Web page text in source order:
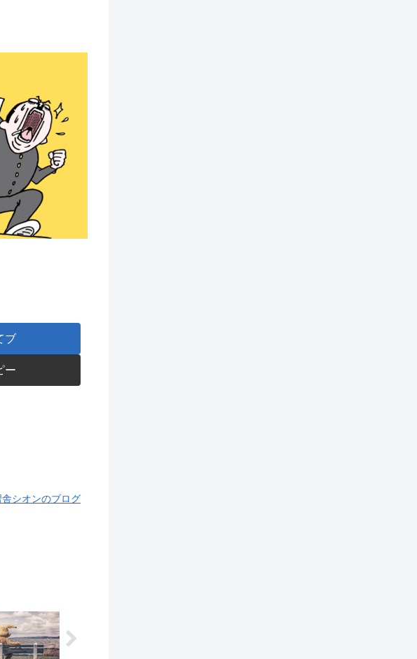
ブ
ー
舎シオンのブログ